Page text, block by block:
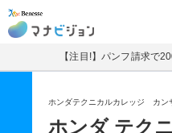
マナビジョン
【注目!】パンフ請求で
ホンダテクニカルカレッジ カン
ホンダ テク